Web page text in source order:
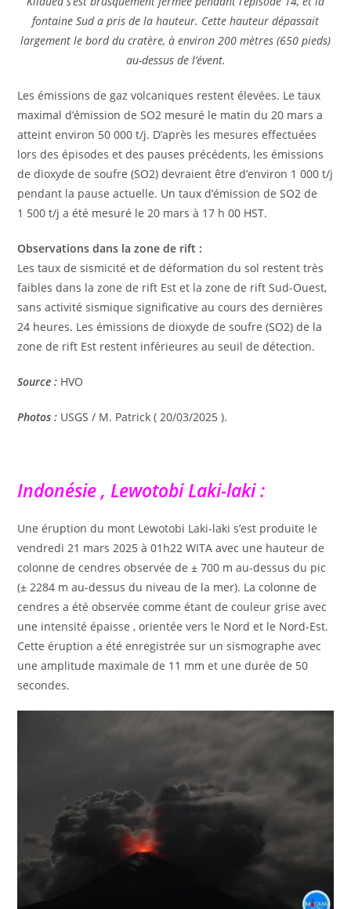
fontaine Sud a pris de la hauteur. Cette hauteur dépassait
largement le bord du cratère, à environ 200 mètres (650 pieds)
au-dessus de l’évent.
Les émissions de gaz volcaniques restent élevées. Le taux
maximal d’émission de SO2 mesuré le matin du 20 mars a
atteint environ 50 000 t/j. D’après les mesures effectuées
lors des épisodes et des pauses précédents, les émissions
de dioxyde de soufre (SO2) devraient être d’environ 1 000 t/j
pendant la pause actuelle. Un taux d’émission de SO2 de
1 500 t/j a été mesuré le 20 mars à 17 h 00 HST.
Observations dans la zone de rift :
Les taux de sismicité et de déformation du sol restent très
faibles dans la zone de rift Est et la zone de rift Sud-Ouest,
sans activité sismique significative au cours des dernières
24 heures. Les émissions de dioxyde de soufre (SO2) de la
zone de rift Est restent inférieures au seuil de détection.
Source : HVO
Photos : USGS / M. Patrick ( 20/03/2025 ).
Indonésie , Lewotobi Laki-laki :
Une éruption du mont Lewotobi Laki-laki s’est produite le
vendredi 21 mars 2025 à 01h22 WITA avec une hauteur de
colonne de cendres observée de ± 700 m au-dessus du pic
(± 2284 m au-dessus du niveau de la mer). La colonne de
cendres a été observée comme étant de couleur grise avec
une intensité épaisse , orientée vers le Nord et le Nord-Est.
Cette éruption a été enregistrée sur un sismographe avec
une amplitude maximale de 11 mm et une durée de 50
secondes.